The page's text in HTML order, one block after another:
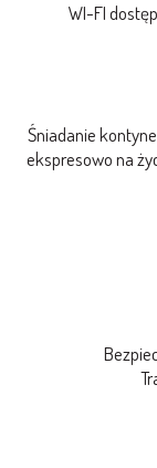
WI-FI
Śniadanie
ekspresowo na